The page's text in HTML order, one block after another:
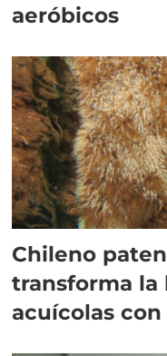
aeróbicos
Chileno
transforma la
acuícolas